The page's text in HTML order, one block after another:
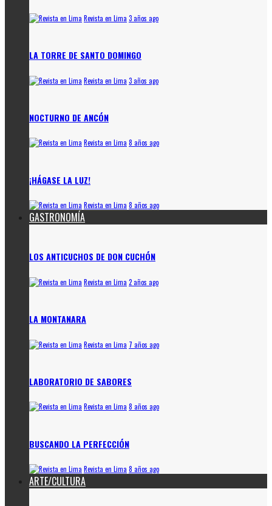
Revista en Lima 3 años ago
LA TORRE DE SANTO DOMINGO
Revista en Lima 3 años ago
NOCTURNO DE ANCÓN
Revista en Lima 8 años ago
¡HÁGASE LA LUZ!
Revista en Lima 8 años ago
GASTRONOMÍA
LOS ANTICUCHOS DE DON CUCHÓN
Revista en Lima 2 años ago
LA MONTANARA
Revista en Lima 7 años ago
LABORATORIO DE SABORES
Revista en Lima 8 años ago
BUSCANDO LA PERFECCIÓN
Revista en Lima 8 años ago
ARTE/CULTURA